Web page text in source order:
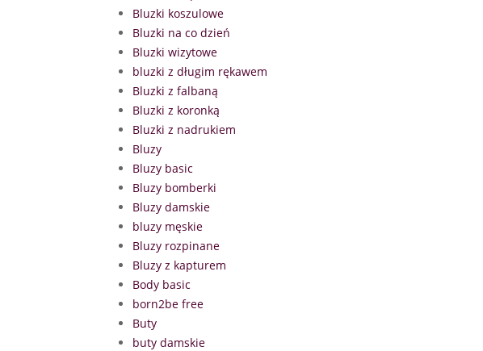
Bluzki koszulowe
Bluzki na co dzień
Bluzki wizytowe
bluzki z długim rękawem
Bluzki z falbaną
Bluzki z koronką
Bluzki z nadrukiem
Bluzy
Bluzy basic
Bluzy bomberki
Bluzy damskie
bluzy męskie
Bluzy rozpinane
Bluzy z kapturem
Body basic
born2be free
Buty
buty damskie